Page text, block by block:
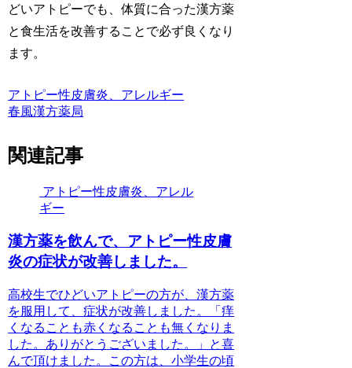
どいアトピーでも、体質に合った漢方薬
と食生活を改善することで必ず良くなり
ます。
アトピー性皮膚炎、アレルギー
春風漢方薬局
関連記事
アトピー性皮膚炎、アレル
ギー
漢方薬を飲んで、アトピー性皮膚
炎の症状が改善しました。
高校生でひどいアトピーの方が、漢方薬
を服用して、症状が改善しました。「痒
くなることも赤くなることも無くなりま
した。ありがとうございました。」と喜
んで頂けました。この方は、小学生の頃